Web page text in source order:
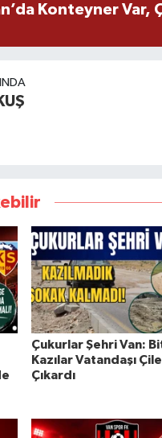
Konteyner Var,
Çukurlar Şehri Van:
Kazılar Vatandaşı
Çıkardı